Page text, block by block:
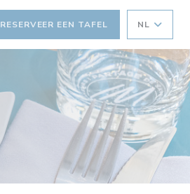
RESERVEER EEN TAFEL NL